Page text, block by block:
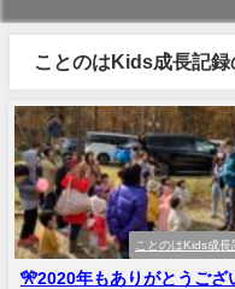
ことのはKids成長記録
ことのはKids成長
🎌2020年もありがとうござ